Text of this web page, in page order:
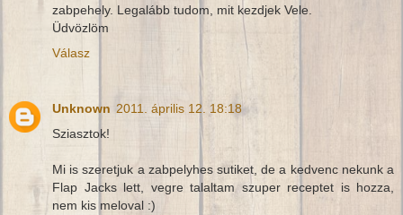
zabpehely. Legalább tudom, mit kezdjek Vele.
Üdvözlöm
Válasz
Unknown 2011. április 12. 18:18
Sziasztok!
Mi is szeretjuk a zabpelyhes sutiket, de a kedvenc nekunk a
Flap Jacks lett, vegre talaltam szuper receptet is hozza,
nem kis meloval :)